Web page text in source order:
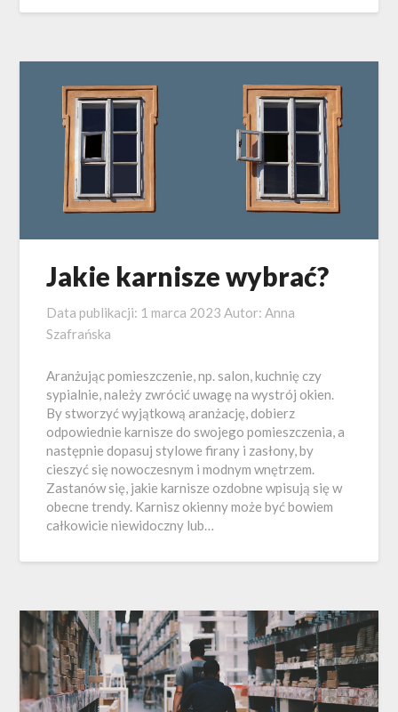
Jakie karnisze wybrać?
Data publikacji: 1 marca 2023 Autor:Anna
Szafrańska
Aranżując pomieszczenie, np. salon, kuchnię czy
sypialnie, należy zwrócić uwagę na wystrój okien.
By stworzyć wyjątkową aranżację, dobierz
odpowiednie karnisze do swojego pomieszczenia, a
następnie dopasuj stylowe firany i zasłony, by
cieszyć się nowoczesnym i modnym wnętrzem.
Zastanów się, jakie karnisze ozdobne wpisują się w
obecne trendy. Karnisz okienny może być bowiem
całkowicie niewidoczny lub…